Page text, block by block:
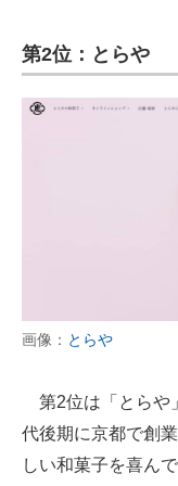
第2位：とらや
画像： とらや
第2位は「とらや
代後期に京都で創
しい和菓子を喜ん